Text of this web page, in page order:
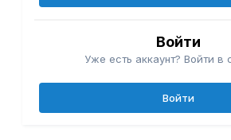
Войти
Уже есть аккаунт? Войти в
Войти